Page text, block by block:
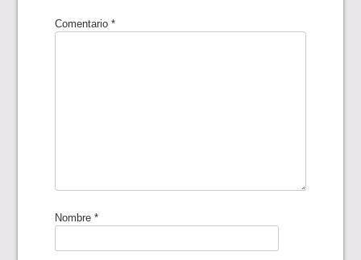
Comentario*
Nombre*